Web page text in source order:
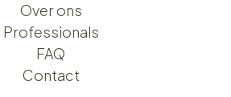
Over ons​​
Professionals
FAQ
Contact